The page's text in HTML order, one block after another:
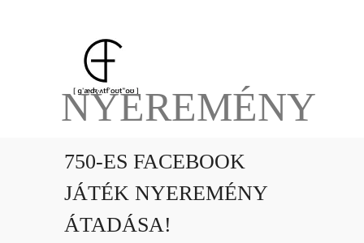
NYEREMÉNY
750-ES FACEBOOK
JÁTÉK NYEREMÉNY
ÁTADÁSA!